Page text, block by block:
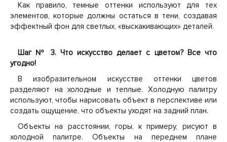
Как правило, темные оттенки используют для тех
элементов, которые должны остаться в тени, создавая
эффектный фон для светлых, «выскакивающих» деталей.
Шаг № 3. Что искусство делает с цветом? Все что
угодно!
В изобразительном искусстве оттенки цветов
разделяют на холодные и теплые. Холодную палитру
используют, чтобы нарисовать объект в перспективе или
создать ощущение, что объекты уходят на задний план.
Объекты на расстоянии, горы, к примеру, рисуют в
холодной палитре. Объекты на переднем плане